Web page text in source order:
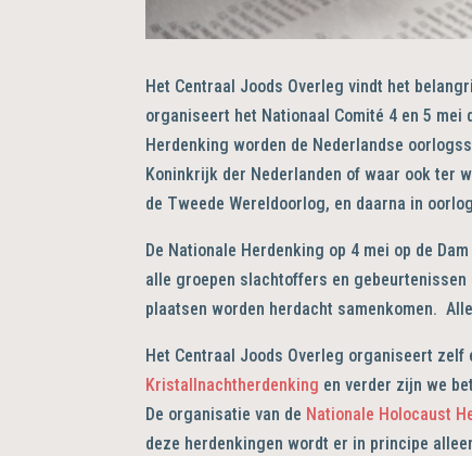
Het Centraal Joods Overleg vindt het
organiseert het Nationaal Comité 4 en 5
Herdenking worden de Nederlandse
Koninkrijk der Nederlanden of waar ook ter
de Tweede Wereldoorlog, en daarna in
De Nationale Herdenking op 4 mei op de
alle groepen slachtoffers en
plaatsen worden herdacht samenkomen.
Het Centraal Joods Overleg organiseert zelf
Kristallnachtherdenking en verder zijn we
De organisatie van de Nationale Holocaust
deze herdenkingen wordt er in principe